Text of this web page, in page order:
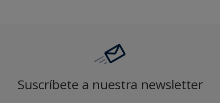
Suscríbete a nuestra newsletter